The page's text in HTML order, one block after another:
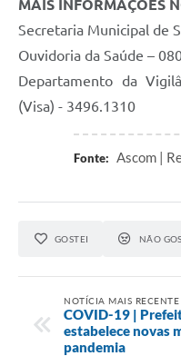
MAIS INFORMAÇÕES
Secretaria Municipal de
Ouvidoria da Saúde –
Departamento da
(Visa) - 3496.1310
Fonte: Ascom |
GOSTEI NÃO
NOTÍCIA MAIS RECENTE
COVID-19 |
estabelece novas
pandemia